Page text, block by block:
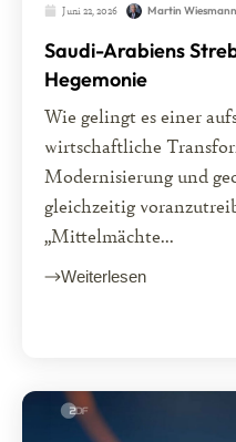
Juni 22, 2026 Martin Wiesmann
Saudi-Arabiens
Hegemonie
Wie gelingt es einer
wirtschaftliche
Modernisierung und
gleichzeitig
„Mittelmächte...
Weiterlesen